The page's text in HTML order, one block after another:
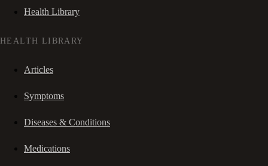
Health Library
HEALTH LIBRARY
Articles
Symptoms
Diseases & Conditions
Medications